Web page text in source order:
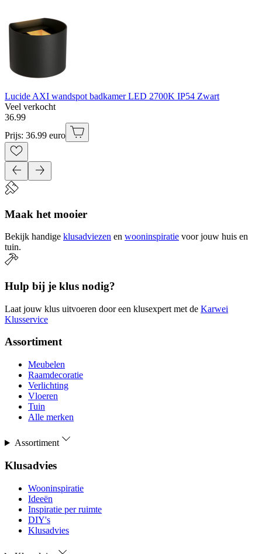
Lucide AXI wandspot badkamer LED 2700K IP54 Zwart
Veel verkocht
36.99
Prijs: 36.99 euro
Maak het mooier
Bekijk handige klusadviezen en wooninspiratie voor jouw huis en
tuin.
Hulp bij je klus nodig?
Laat jouw klus uitvoeren door een klusexpert met de Karwei
Klusservice
Assortiment
Meubelen
Raamdecoratie
Verlichting
Vloeren
Tuin
Alle merken
Assortiment
Klusadvies
Wooninspiratie
Ideeën
Inspiratie per ruimte
DIY's
Klusadvies